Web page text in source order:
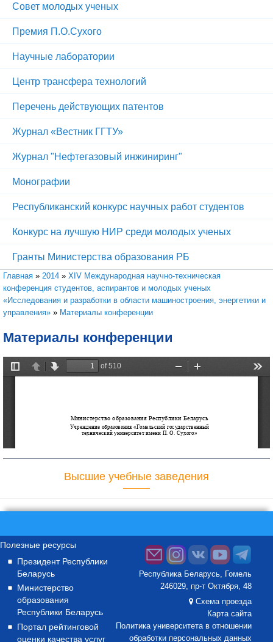
Совет молодых ученых
Премия П.О.Сухого
Научные лаборатории
Центр трансфера технологий
Перечень действующих патентов
Журнал «Вестник ГГТУ»
Журнал "Нефтегазовый инжиниринг"
Монографии
Республиканский конкурс научных работ студентов
Конкурс на лучшую НИР среди молодых ученых
Гранты Министерства образования РБ
Вы здесь
Главная » 2014 » XIV Международная научно-техническая
конференция студентов, аспирантов и молодых ученых
«Исследования и разработки в области машиностроения, энергетики и
управления» » Материалы конференции
Материалы конференции
Высшие учебные заведения
Полезные ресурсы
Президент Республики
Беларусь
Министерство
образования
Республики Беларусь
Портал рейтинговой
оценки качества услуг
Республика Беларусь, Гомель
246029, пр-т Октября, 48
Схема проезда
Карта сайта
Политика университета в отношении
обработки персональных данных